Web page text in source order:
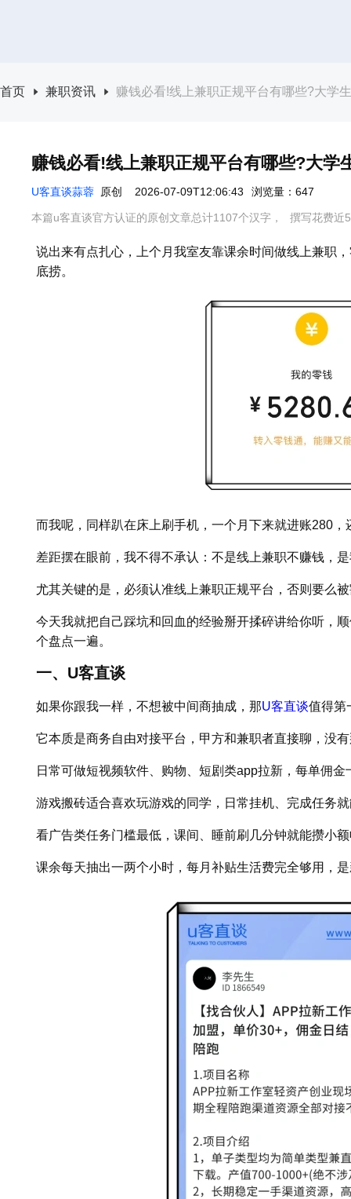
首页 兼职资讯 赚钱必看!线上兼职正规平台有哪些?大学
赚钱必看!线上兼职正规平台有哪些?大学
U客直谈蒜蓉 原创 2026-07-09T12:06:43 浏览量：647
本篇u客直谈官方认证的原创文章总计1107个汉字， 撰写花费近
说出来有点扎心，上个月我室友靠课余时间做线上兼职
底捞。
而我呢，同样趴在床上刷手机，一个月下来就进账280，
差距摆在眼前，我不得不承认：不是线上兼职不赚钱，
尤其关键的是，必须认准线上兼职正规平台，否则要么
今天我就把自己踩坑和回血的经验掰开揉碎讲给你听，
个盘点一遍。
一、U客直谈
如果你跟我一样，不想被中间商抽成，那U客直谈值得第
它本质是商务自由对接平台，甲方和兼职者直接聊，没
日常可做短视频软件、购物、短剧类app拉新，每单佣金
游戏搬砖适合喜欢玩游戏的同学，日常挂机、完成任务
看广告类任务门槛最低，课间、睡前刷几分钟就能攒小
课余每天抽出一两个小时，每月补贴生活费完全够用，